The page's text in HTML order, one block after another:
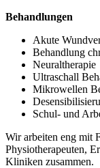
Behandlungen
Akute
Behandlung
Neuraltherapie
Ultraschall
Mikrowellen
Schul- und
Wir arbeiten eng mit
Physiotherapeuten,
Kliniken zusammen.